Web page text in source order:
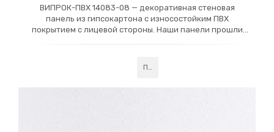
ВИПРОК-ПВХ 14083-08 — декоративная стеновая
панель из гипсокартона с износостойким ПВХ
покрытием с лицевой стороны. Наши панели прошли